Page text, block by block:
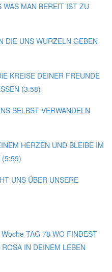
WAS MAN BEREIT IST ZU
DIE UNS WURZELN GEBEN
KREISE DEINER FREUNDE
(3:58)
SELBST VERWANDELN
HERZEN UND BLEIBE IM
(5:59)
UNS ÜBER UNSERE
TAG 78 WO FINDEST
IN DEINEM LEBEN